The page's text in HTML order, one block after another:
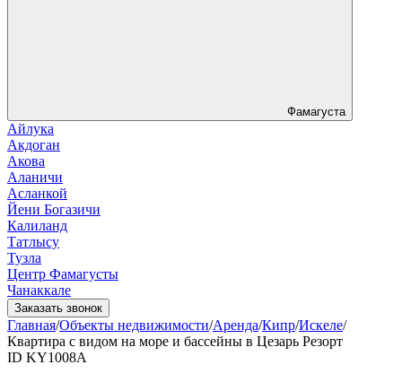
Фамагуста
Айлука
Акдоган
Акова
Аланичи
Асланкой
Йени Богазичи
Калиланд
Татлысу
Тузла
Центр Фамагусты
Чанаккале
Заказать звонок
Главная/Объекты недвижимости/Аренда/Кипр/Искеле/
Квартира с видом на море и бассейны в Цезарь Резорт
ID KY1008A